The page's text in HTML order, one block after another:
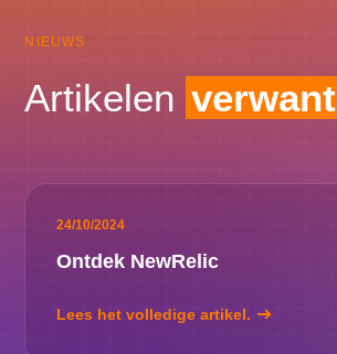
NIEUWS
Artikelen verwant
24/10/2024
Ontdek NewRelic
Lees het volledige artikel.